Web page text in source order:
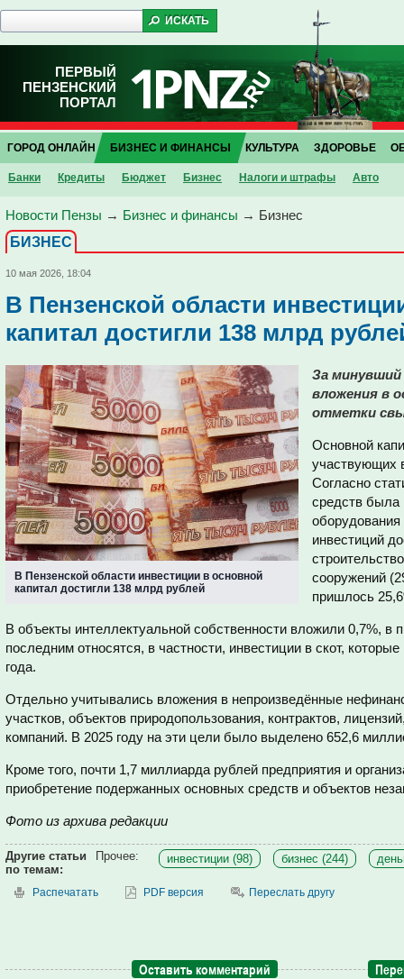
ПЕРВЫЙ
ПЕНЗЕНСКИЙ
ПОРТАЛ
ГОРОД ОНЛАЙН БИЗНЕС И ФИНАНСЫ
Банки Кредиты Бюджет Бизнес Налоги и штрафы Авто
КУЛЬТУРА ЗДОРОВЬЕ
Новости Пензы → Бизнес и финансы → Бизнес
БИЗНЕС
10 мая 2026, 18:04
В Пензенской области
капитал достигли 138 млрд
В Пензенской области инвестиции в основной
капитал достигли 138 млрд рублей
За минувший
вложения в
отметки
Основной
участвующих
Согласно
средств была
инвестиций
сооружений
пришлось
В объекты интеллектуальной собственности вложили 0,7%, в
последним относятся, в частности, инвестиции в скот,
года.
Отдельно учитывались вложения в непроизведённые
участков, объектов природопользования, контрактов,
компаний. В 2025 году на эти цели было выделено 652,6
Кроме того, почти 1,7 миллиарда рублей предприятия и
приобретение подержанных основных средств и объектов
Фото из архива редакции
Другие статьи
по темам:
Прочее: инвестиции (98) бизнес (244)
Распечатать PDF версия Переслать другу
Оставить комментарий